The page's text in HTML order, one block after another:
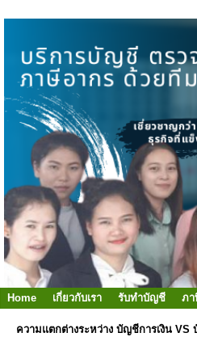
Home เกี่ยวกับเรา รับทำบัญชี ภา
ความแตกต่างระหว่าง บัญชีการเงิน